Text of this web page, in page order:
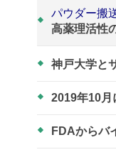
パウダー搬
高薬理活性
神戸大学と
2019年10月
FDAからバ